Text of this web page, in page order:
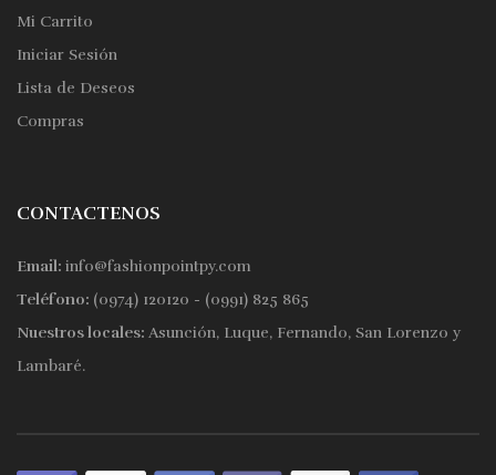
Mi Carrito
Iniciar Sesión
Lista de Deseos
Compras
CONTACTENOS
Email: info@fashionpointpy.com
Teléfono: (0974) 120120 - (0991) 825 865
Nuestros locales: Asunción, Luque, Fernando, San Lorenzo y
Lambaré.